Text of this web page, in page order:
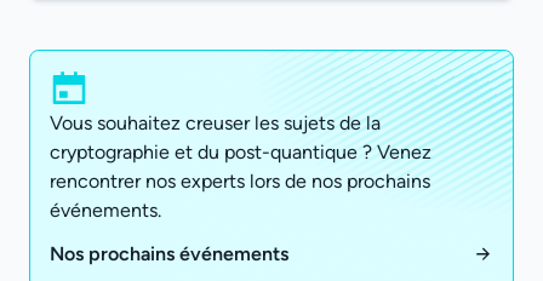
Vous souhaitez creuser les sujets de la
cryptographie et du post-quantique ? Venez
rencontrer nos experts lors de nos prochains
événements.
Nos prochains événements